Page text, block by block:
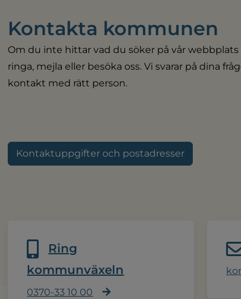
Kontakta kommunen
Om du inte hittar vad du söker på vår
ringa, mejla eller besöka oss. Vi svarar på dina
kontakt med rätt person.
Kontaktuppgifter och postadresser
Ring
kommunväxeln
0370-33 10 00